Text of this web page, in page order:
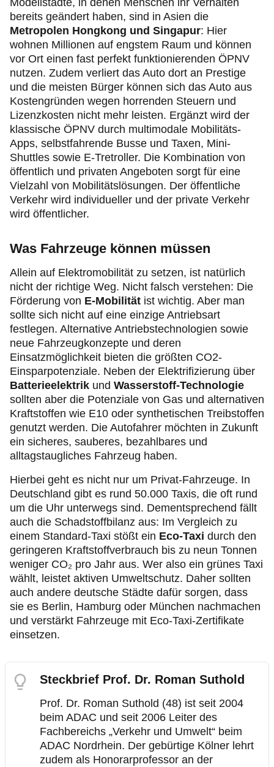
Modellstädte, in denen Menschen ihr Verhalten
bereits geändert haben, sind in Asien die
Metropolen Hongkong und Singapur: Hier
wohnen Millionen auf engstem Raum und können
vor Ort einen fast perfekt funktionierenden ÖPNV
nutzen. Zudem verliert das Auto dort an Prestige
und die meisten Bürger können sich das Auto aus
Kostengründen wegen horrenden Steuern und
Lizenzkosten nicht mehr leisten. Ergänzt wird der
klassische ÖPNV durch multimodale Mobilitäts-
Apps, selbstfahrende Busse und Taxen, Mini-
Shuttles sowie E-Tretroller. Die Kombination von
öffentlich und privaten Angeboten sorgt für eine
Vielzahl von Mobilitätslösungen. Der öffentliche
Verkehr wird individueller und der private Verkehr
wird öffentlicher.
Was Fahrzeuge können müssen
Allein auf Elektromobilität zu setzen, ist natürlich
nicht der richtige Weg. Nicht falsch verstehen: Die
Förderung von E-Mobilität ist wichtig. Aber man
sollte sich nicht auf eine einzige Antriebsart
festlegen. Alternative Antriebstechnologien sowie
neue Fahrzeugkonzepte und deren
Einsatzmöglichkeit bieten die größten CO2-
Einsparpotenziale. Neben der Elektrifizierung über
Batterieelektrik und Wasserstoff-Technologie
sollten aber die Potenziale von Gas und alternativen
Kraftstoffen wie E10 oder synthetischen Treibstoffen
genutzt werden. Die Autofahrer möchten in Zukunft
ein sicheres, sauberes, bezahlbares und
alltagstaugliches Fahrzeug haben.
Hierbei geht es nicht nur um Privat-Fahrzeuge. In
Deutschland gibt es rund 50.000 Taxis, die oft rund
um die Uhr unterwegs sind. Dementsprechend fällt
auch die Schadstoffbilanz aus: Im Vergleich zu
einem Standard-Taxi stößt ein Eco-Taxi durch den
geringeren Kraftstoffverbrauch bis zu neun Tonnen
weniger CO₂ pro Jahr aus. Wer also ein grünes Taxi
wählt, leistet aktiven Umweltschutz. Daher sollten
auch andere deutsche Städte dafür sorgen, dass
sie es Berlin, Hamburg oder München nachmachen
und verstärkt Fahrzeuge mit Eco-Taxi-Zertifikate
einsetzen.
Steckbrief Prof. Dr. Roman Suthold
Prof. Dr. Roman Suthold (48) ist seit 2004
beim ADAC und seit 2006 Leiter des
Fachbereichs „Verkehr und Umwelt“ beim
ADAC Nordrhein. Der gebürtige Kölner lehrt
zudem als Honorarprofessor an der